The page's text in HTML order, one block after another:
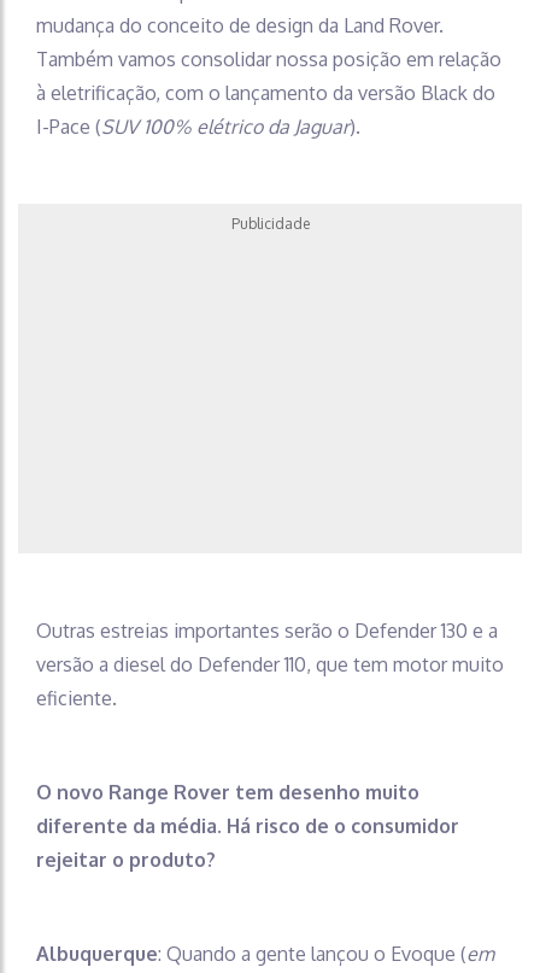
mudança do conceito de design da Land Rover.
Também vamos consolidar nossa posição em relação
à eletrificação, com o lançamento da versão Black do
I-Pace (SUV 100% elétrico da Jaguar).
Publicidade
Outras estreias importantes serão o Defender 130 e a
versão a diesel do Defender 110, que tem motor muito
eficiente.
O novo Range Rover tem desenho muito
diferente da média. Há risco de o consumidor
rejeitar o produto?
Albuquerque: Quando a gente lançou o Evoque (em